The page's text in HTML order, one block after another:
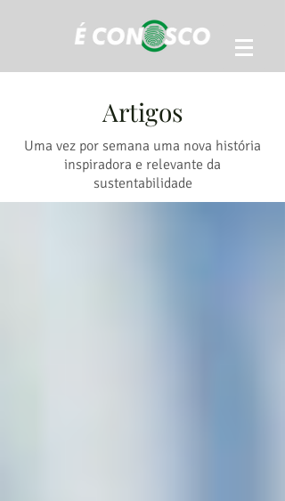
Artigos
Uma vez por semana uma nova história
inspiradora e relevante da
sustentabilidade